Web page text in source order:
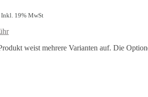
Inkl. 19% MwSt
weist mehrere Varianten auf. Die